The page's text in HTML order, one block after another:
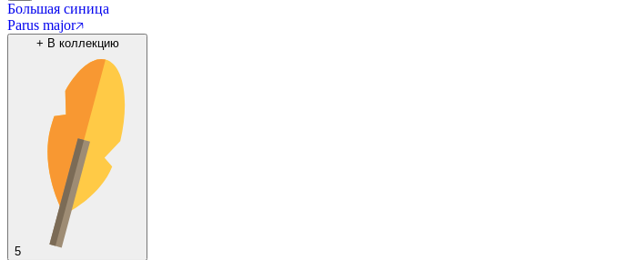
Большая синица
Parus major
+ В коллекцию
5